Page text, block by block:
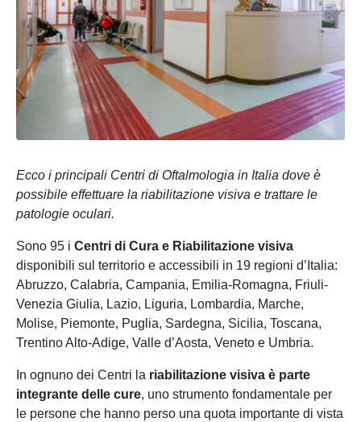
Ecco i principali Centri di Oftalmologia in Italia dove è
possibile effettuare la riabilitazione visiva e trattare le
patologie oculari.
Sono 95 i Centri di Cura e Riabilitazione visiva
disponibili sul territorio e accessibili in 19 regioni d’Italia:
Abruzzo, Calabria, Campania, Emilia-Romagna, Friuli-
Venezia Giulia, Lazio, Liguria, Lombardia, Marche,
Molise, Piemonte, Puglia, Sardegna, Sicilia, Toscana,
Trentino Alto-Adige, Valle d’Aosta, Veneto e Umbria.
In ognuno dei Centri la riabilitazione visiva è parte
integrante delle cure, uno strumento fondamentale per
le persone che hanno perso una quota importante di vista